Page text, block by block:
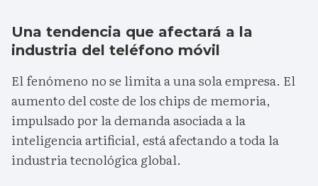
Una tendencia que afectará a la
industria del teléfono móvil
El fenómeno no se limita a una sola empresa. El
aumento del coste de los chips de memoria,
impulsado por la demanda asociada a la
inteligencia artificial, está afectando a toda la
industria tecnológica global.